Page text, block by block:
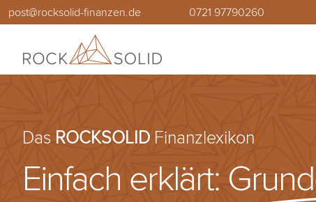
Zum
springen
post@rocksolid-finanzen.de 0721 97790260
Das ROCKSOLIDFinanzlexikon
Einfach erklärt: